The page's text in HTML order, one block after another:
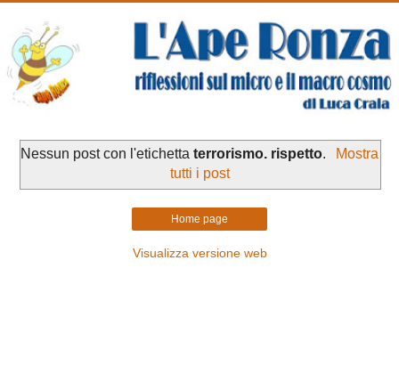
Nessun post con l'etichettaterrorismo. rispetto.
Mostra
tutti i post
Home page
Visualizza versione web